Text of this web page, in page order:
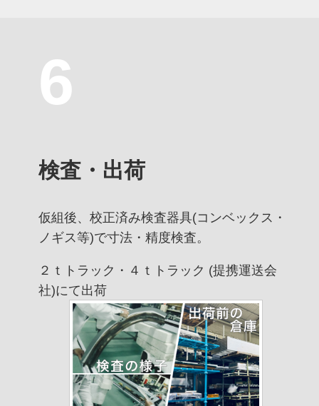
6
検査・出荷
仮組後、校正済み検査器具(コンベックス・
ノギス等)で寸法・精度検査。
２ｔトラック・４ｔトラック (提携運送会
社)にて出荷